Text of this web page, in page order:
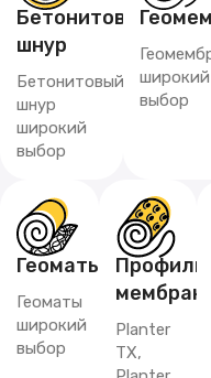
Бетонитовый
шнур
Бетонитовый
шнур
широкий
выбор
широкий
выбор
Геоматы
Геоматы
широкий
выбор
Planter
TX,